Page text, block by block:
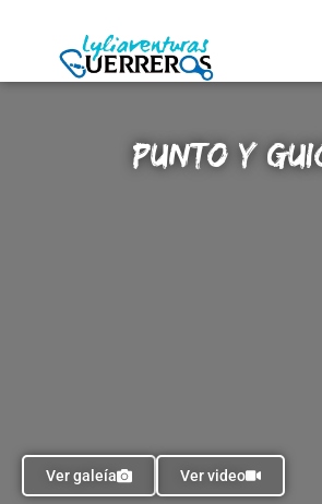
Punto y
Ver galeía Ver video